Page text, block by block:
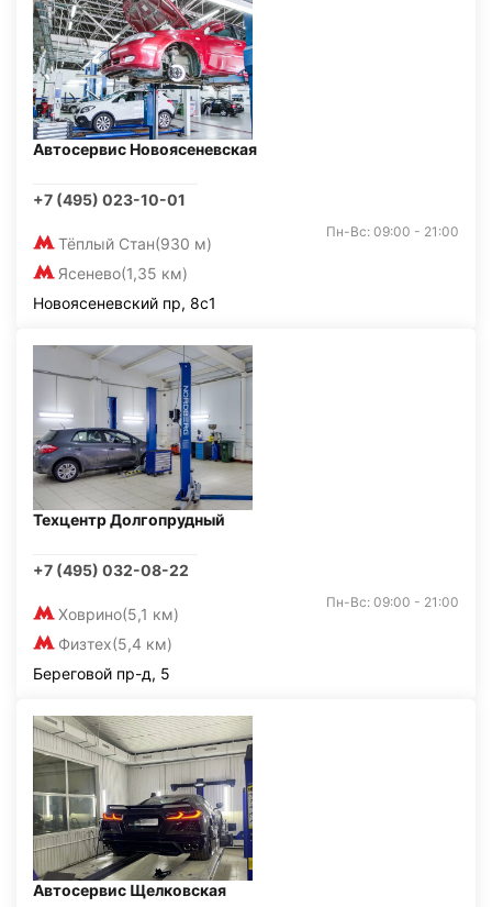
Автосервис Новоясеневская
+7 (495) 023-10-01
Тёплый Стан(930 м)
Ясенево(1,35 км)
Пн-Вс: 09:00 - 21:00
Новоясеневский пр, 8с1
Техцентр Долгопрудный
+7 (495) 032-08-22
Ховрино(5,1 км)
Физтех(5,4 км)
Пн-Вс: 09:00 - 21:00
Береговой пр-д, 5
Автосервис Щелковская